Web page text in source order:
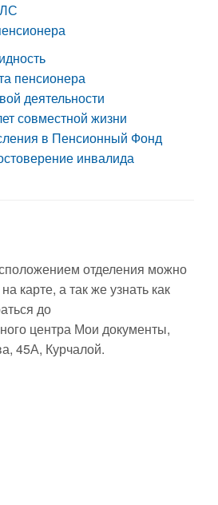
пенсионера
деятельности
совместной жизни
в Пенсионный Фонд
инвалида
отделения можно
карте, а так же узнать как
до
центра Мои документы,
45А, Курчалой.